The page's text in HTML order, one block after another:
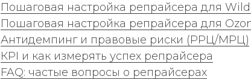
Пошаговая настройка репрайсера для
Пошаговая настройка репрайсера для
Антидемпинг и правовые риски (РРЦ/МРЦ)
КPI и как измерять успех репрайсера
FAQ: частые вопросы о репрайсерах